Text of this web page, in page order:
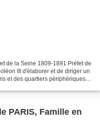
de la Seine 1809-1891 Préfet de
III d'élaborer et de diriger un
et des quartiers périphériques.
PARIS, Famille en